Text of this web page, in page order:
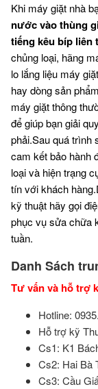
Khi máy giặt nhà
nước vào thùng
tiếng kêu bíp liên
chủng loại, hãng
lo lắng liệu máy
hay dòng sản
máy giặt thông
để giúp bạn giải
phải.Sau quá trình
cam kết bảo hành
loại và hiện trạng
tín với khách hàng.
kỹ thuật hãy gọi
phục vụ sửa chữa
tuần.
Danh Sách
Tư vấn và hỗ trợ
Hotline:
Hỗ trợ kỹ
Cs1: K1
Cs2: Hai Bà
Cs3: Cầu